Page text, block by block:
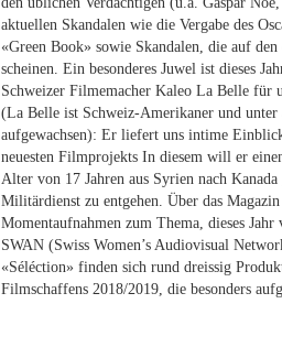
aktuellen Skandalen wie die Vergabe des
«Green Book» sowie Skandalen, die auf
scheinen. Ein besonderes Juwel ist dieses
Schweizer Filmemacher Kaleo La Belle für
(La Belle ist Schweiz-Amerikaner und
aufgewachsen): Er liefert uns intime
neuesten Filmprojekts In diesem will er
Alter von 17 Jahren aus Syrien nach
Militärdienst zu entgehen. Über das
Momentaufnahmen zum Thema, dieses
SWAN (Swiss Women’s Audiovisual
«Séléction» finden sich rund dreissig
Filmschaffens 2018/2019, die besonders